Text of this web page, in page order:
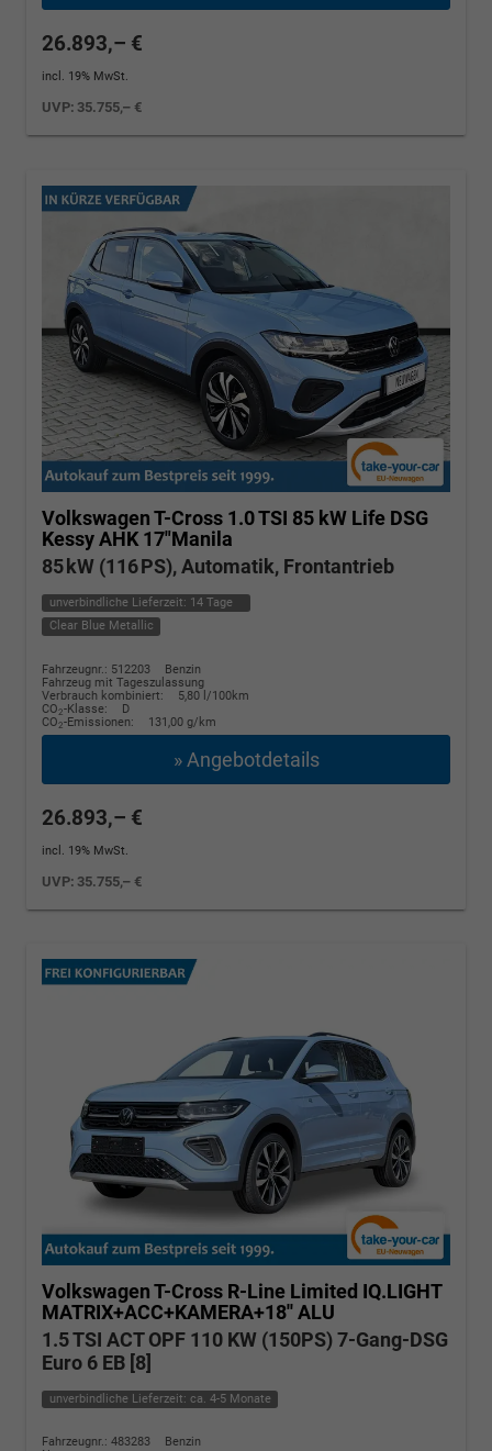
26.893,– €
incl. 19% MwSt.
UVP: 35.755,– €
Volkswagen T-Cross 1.0 TSI 85 kW Life DSG
Kessy AHK 17"Manila
85 kW (116 PS), Automatik, Frontantrieb
unverbindliche Lieferzeit: 14 Tage
Clear Blue Metallic
Fahrzeugnr.: 512203
Benzin
Fahrzeug mit Tageszulassung
Verbrauch kombiniert:
5,80 l/100km
CO2-Klasse:
D
CO2-Emissionen: 131,00 g/km
» Angebotdetails
26.893,– €
incl. 19% MwSt.
UVP: 35.755,– €
Volkswagen T-Cross R-Line Limited IQ.LIGHT
MATRIX+ACC+KAMERA+18'' ALU
1.5 TSI ACT OPF 110 KW (150PS) 7-Gang-DSG
Euro 6 EB [8]
unverbindliche Lieferzeit: ca. 4-5 Monate
Fahrzeugnr.: 483283
Benzin